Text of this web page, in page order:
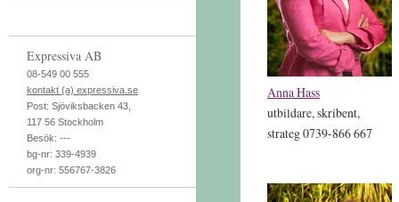
Expressiva AB
08-549 00 555
kontakt (a) expressiva.se
Post: Sjöviksbacken 43
117 56 Stockholm
Besök: ---
bg-nr: 339-4939
org-nr: 556767-3826
Anna Hass
utbildare, skribent,
strateg0739-866 667